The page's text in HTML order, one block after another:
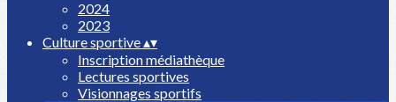
2024
2023
Culture sportive▴▾
Inscription médiathèque
Lectures sportives
Visionnages sportifs